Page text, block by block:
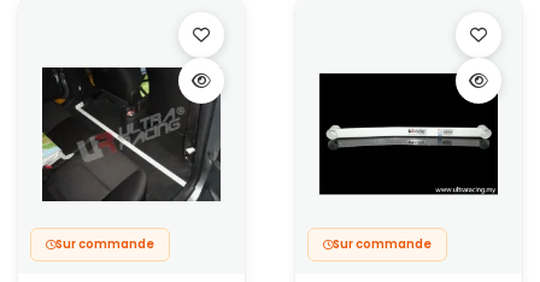
Sur commande Sur commande